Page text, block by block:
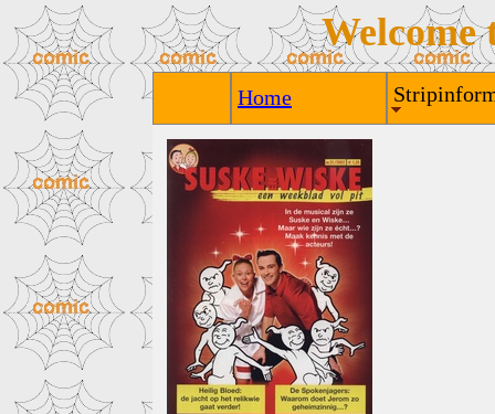
Welcome
Home